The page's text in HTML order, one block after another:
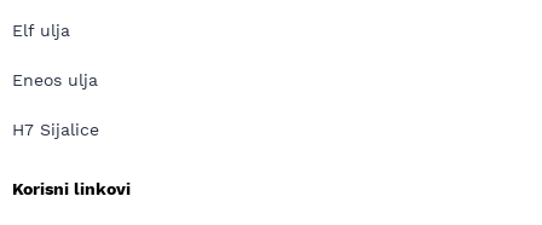
Elf ulja
Eneos ulja
H7 Sijalice
Korisni linkovi